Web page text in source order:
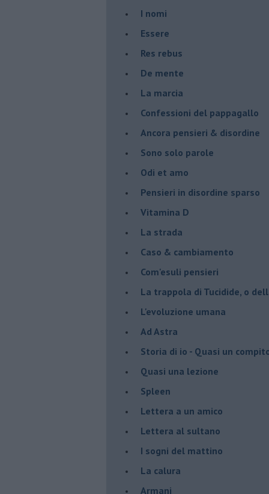
I nomi
Essere
Res rebus
De mente
La marcia
Confessioni del pappagallo
Ancora pensieri & disordine
Sono solo parole
Odi et amo
Pensieri in disordine sparso
Vitamina D
La strada
Caso & cambiamento
Com'esuli pensieri
La trappola di Tucidide, o
L'evoluzione umana
Ad Astra
Storia di io - Quasi un
Quasi una lezione
Spleen
Lettera a un amico
Lettera al sultano
I sogni del mattino
La calura
Armani